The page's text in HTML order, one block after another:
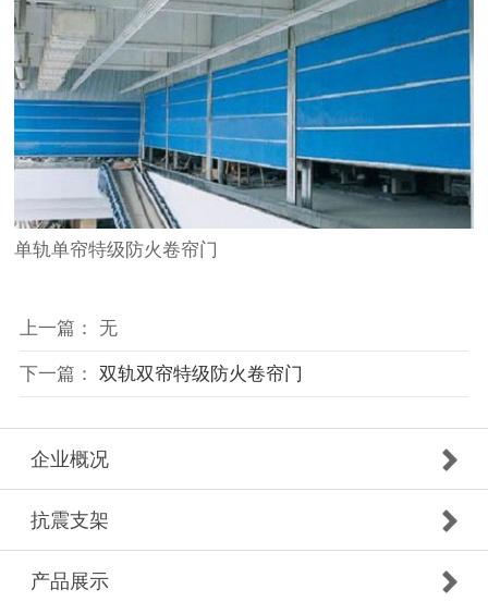
单轨单帘特级防火卷帘门
上一篇： 无
下一篇： 双轨双帘特级防火卷帘门
企业概况
抗震支架
产品展示